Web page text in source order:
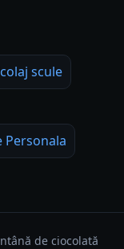
scule
de ciocolată